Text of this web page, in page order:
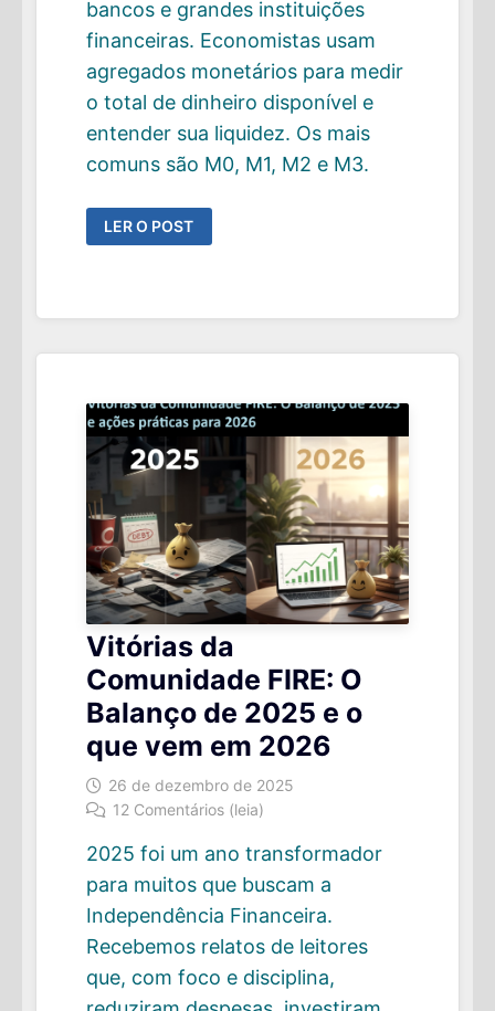
bancos e grandes instituições
financeiras. Economistas usam
agregados monetários para medir
o total de dinheiro disponível e
entender sua liquidez. Os mais
comuns são M0, M1, M2 e M3.
VOCÊ
JÁ
SE
NO
LER O POST
Vitórias da
Comunidade FIRE: O
Balanço de 2025 e o
que vem em 2026
26 de dezembro de 2025
12 Comentários (leia)
2025 foi um ano transformador
para muitos que buscam a
Independência Financeira.
Recebemos relatos de leitores
que, com foco e disciplina,